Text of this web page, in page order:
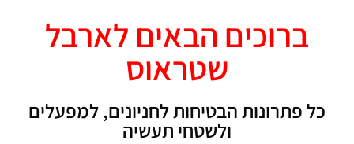
ברוכים הבאים לארבל
שטראוס
כל פתרונות הבטיחות לחניונים, למפעלים
ולשטחי תעשיה